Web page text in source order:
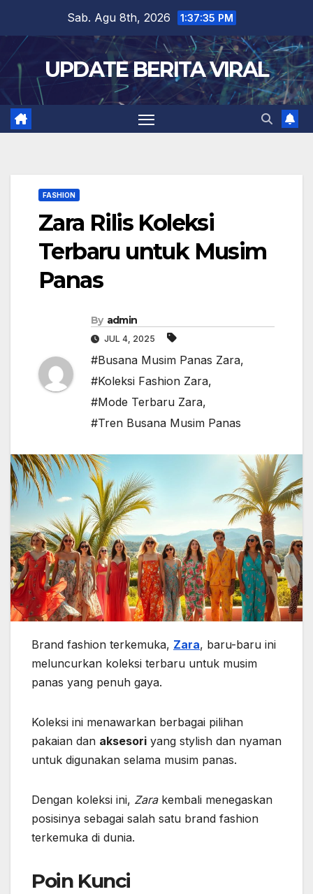
content
Sab. Agu 8th, 2026 1:37:36 PM
UPDATE BERITA VIRAL
FASHION
Zara Rilis Koleksi
Terbaru untuk Musim
Panas
By admin
JUL 4, 2025
#Busana Musim Panas Zara,
#Koleksi Fashion Zara,
#Mode Terbaru Zara,
#Tren Busana Musim Panas
Brand fashion terkemuka, Zara, baru-baru ini
meluncurkan koleksi terbaru untuk musim
panas yang penuh gaya.
Koleksi ini menawarkan berbagai pilihan
pakaian dan aksesori yang stylish dan nyaman
untuk digunakan selama musim panas.
Dengan koleksi ini, Zarakembali menegaskan
posisinya sebagai salah satu brand fashion
terkemuka di dunia.
Poin Kunci